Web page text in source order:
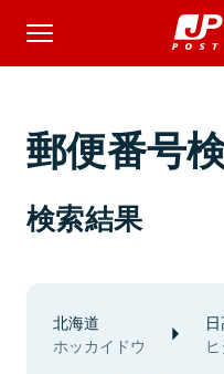
郵便番号
検索結果
北海道
ホッカイドウ